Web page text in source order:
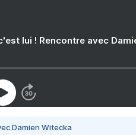
lui ! Rencontre avec
Damien Witecka